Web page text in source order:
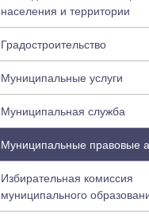
населения и территории
Градостроительство
Муниципальные услуги
Муниципальная служба
Муниципальные правовые
Избирательная комиссия
муниципального